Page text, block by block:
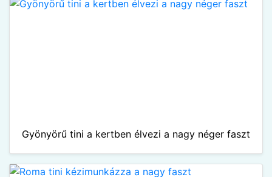
Gyönyörű tini a kertben élvezi a nagy néger faszt